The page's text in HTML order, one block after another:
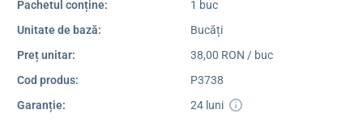
Pachetul conține:
1 buc
Unitate de bază:
Bucăți
Preț unitar:
38,00 RON / buc
Cod produs:
P3738
Garanție:
24 luni